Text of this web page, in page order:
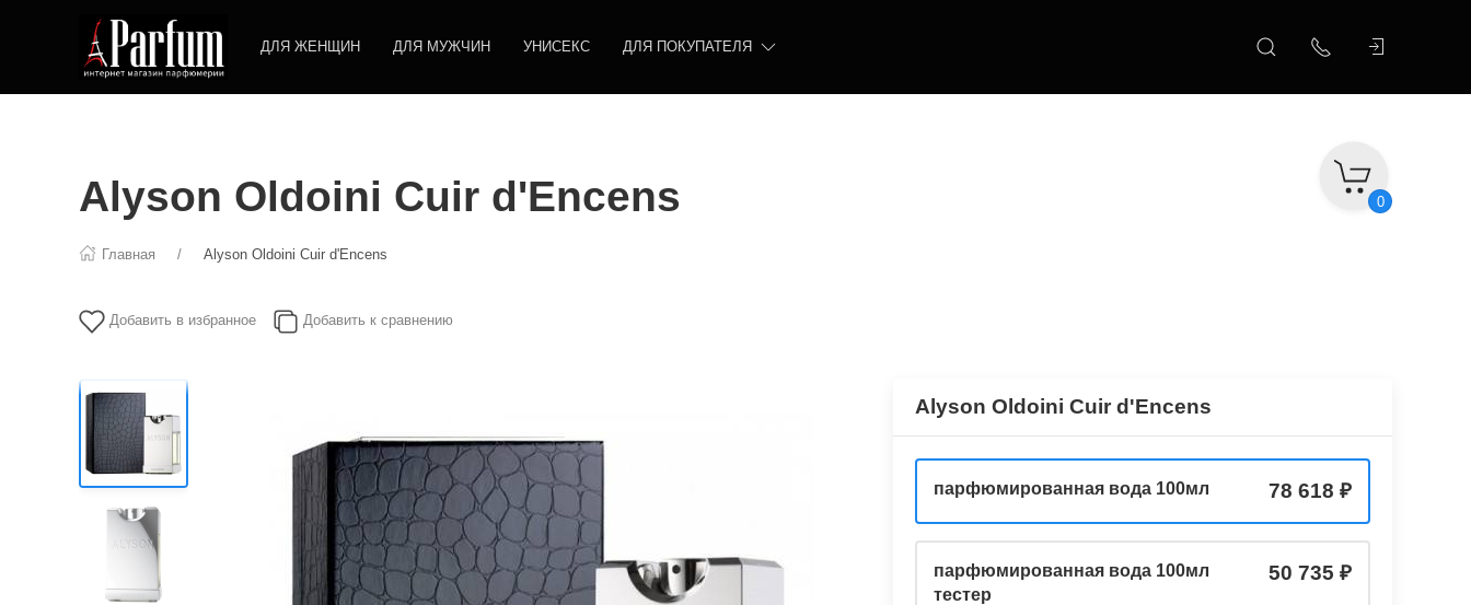
ДЛЯ ЖЕНЩИН ДЛЯ МУЖЧИН УНИСЕКС ДЛЯ ПОКУПАТЕЛЯ
0
Alyson Oldoini Cuir d'Encens
Главная Alyson Oldoini Cuir d'Encens
Добавить в избранное Добавить к сравнению
Alyson Oldoini Cuir d'Encens
парфюмированная вода 100мл 78 618
парфюмированная вода 100мл
тестер
50 735